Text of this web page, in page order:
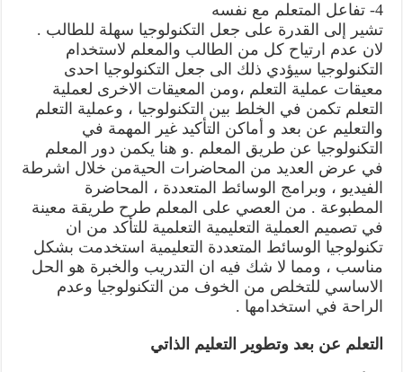
4- تفاعل المتعلم مع نفسه
تشير إلى القدرة على جعل التكنولوجيا سهلة للطالب .
لان عدم ارتياح كل من الطالب والمعلم لاستخدام
التكنولوجيا سيؤدي ذلك الى جعل التكنولوجيا احدى
معيقات عملية التعلم ،ومن المعيقات الاخرى لعملية
التعلم تكمن في الخلط بين التكنولوجيا ، وعملية التعلم
والتعليم عن بعد و أماكن التأكيد غير المهمة في
التكنولوجيا عن طريق المعلم .و هنا يكمن دور المعلم
في عرض العديد من المحاضرات الحيةمن خلال اشرطة
الفيديو ، وبرامج الوسائط المتعددة ، المحاضرة
المطبوعة . من العصي على المعلم طرح طريقة معينة
في تصميم العملية التعليمية التعلمية للتأكد من ان
تكنولوجيا الوسائط المتعددة التعليمية استخدمت بشكل
مناسب ، ومما لا شك فيه ان التدريب والخبرة هو الحل
الاساسي للتخلص من الخوف من التكنولوجيا وعدم
الراحة في استخدامها .
التعلم عن بعد وتطوير التعليم الذاتي